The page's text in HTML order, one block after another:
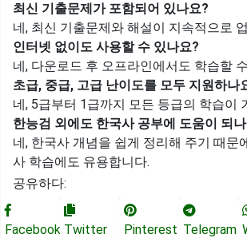
최신 기출문제가 포함되어 있나요?
네, 최신 기출문제와 해설이 지속적으로
인터넷 없이도 사용할 수 있나요?
네, 다운로드 후 오프라인에서도 학습할
초급, 중급, 고급 난이도를 모두 지원하나
네, 5급부터 1급까지 모든 등급의 학습이
한능검 외에도 한국사 공부에 도움이 되
네, 한국사 개념을 쉽게 정리해 주기 때문
사 학습에도 유용합니다.
공유하다:
Facebook Twitter Pinterest Telegram